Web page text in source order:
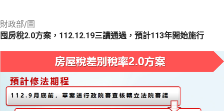
財政部/圖
囤房稅2.0方案，112.12.19三讀通過，預計113年開始施行